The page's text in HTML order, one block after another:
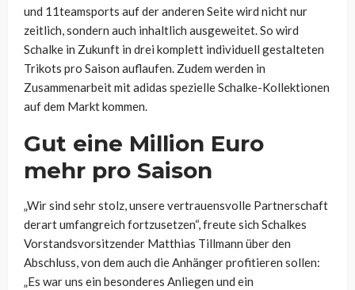
und 11teamsports auf der anderen Seite wird nicht nur
zeitlich, sondern auch inhaltlich ausgeweitet. So wird
Schalke in Zukunft in drei komplett individuell gestalteten
Trikots pro Saison auflaufen. Zudem werden in
Zusammenarbeit mit adidas spezielle Schalke-Kollektionen
auf dem Markt kommen.
Gut eine Million Euro
mehr pro Saison
„Wir sind sehr stolz, unsere vertrauensvolle Partnerschaft
derart umfangreich fortzusetzen“, freute sich Schalkes
Vorstandsvorsitzender Matthias Tillmann über den
Abschluss, von dem auch die Anhänger profitieren sollen:
„Es war uns ein besonderes Anliegen und ein